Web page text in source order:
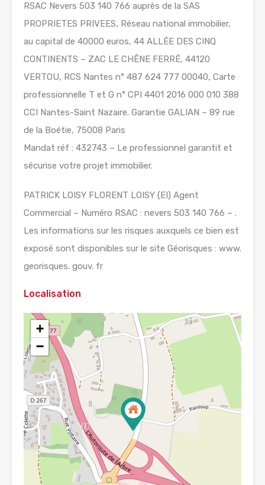
RSAC Nevers 503 140 766 auprès de la SAS
PROPRIETES PRIVEES, Réseau national immobilier,
au capital de 40000 euros, 44 ALLÉE DES CINQ
CONTINENTS – ZAC LE CHÊNE FERRÉ, 44120
VERTOU, RCS Nantes n° 487 624 777 00040, Carte
professionnelle T et G n° CPI 4401 2016 000 010 388
CCI Nantes-Saint Nazaire. Garantie GALIAN – 89 rue
de la Boétie, 75008 Paris
Mandat réf : 432743 – Le professionnel garantit et
sécurise votre projet immobilier.
PATRICK LOISY FLORENT LOISY (EI) Agent
Commercial – Numéro RSAC : nevers 503 140 766 – .
Les informations sur les risques auxquels ce bien est
exposé sont disponibles sur le site Géorisques : www.
georisques. gouv. fr
Localisation
+
−